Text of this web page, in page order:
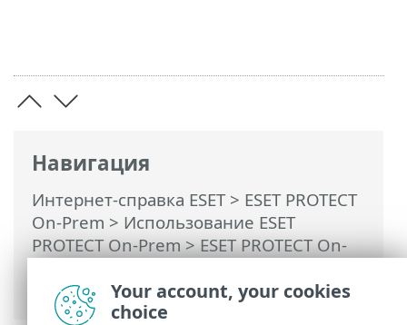
Навигация
Интернет-справка ESET> ESET PROTECT
On-Prem > Использование ESET
PROTECT On-Prem>ESET PROTECT On-
задач
Your account, your cookies
choice